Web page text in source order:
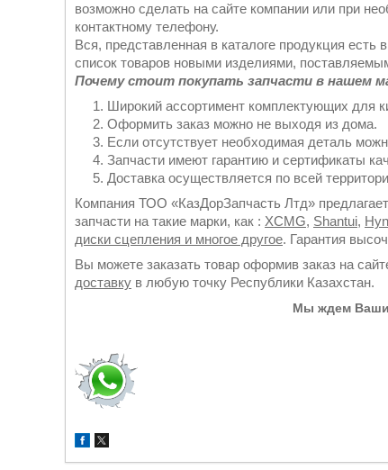
возможно сделать на сайте компании или при
контактному телефону.
Вся, представленная в каталоге продукция
список товаров новыми изделиями,
Почему стоит покупать запчасти в нашем
Широкий ассортимент комплектующих для
Оформить заказ можно не выходя из дома.
Если отсутствует необходимая деталь
Запчасти имеют гарантию и сертификаты
Доставка осуществляется по всей
Компания ТОО «КазДорЗапчасть Лтд»
запчасти на такие марки, как : XCMG, Shantui,
диски сцепления и многое другое. Гарантия
Вы можете заказать товар оформив заказ на
доставку в любую точку Республики Казахстан.
Мы ждем